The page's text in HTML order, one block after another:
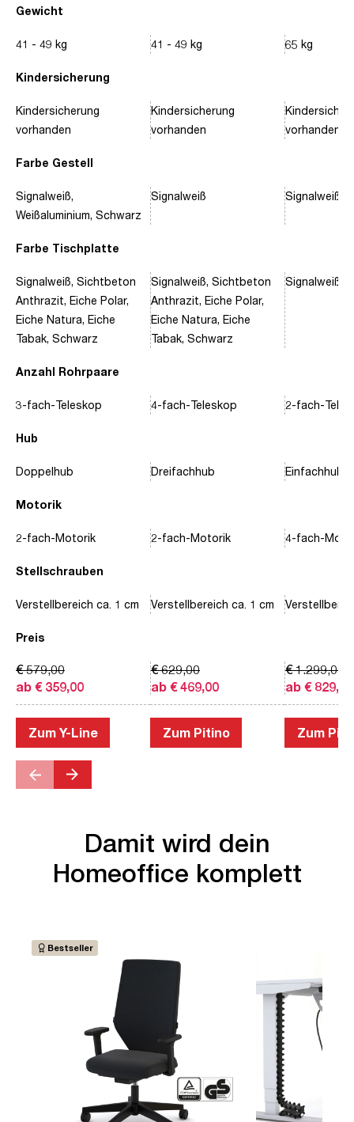
Gewicht
Kindersicherung
Farbe Gestell
Farbe Tischplatte
Anzahl Rohrpaare
Hub
Motorik
Stellschrauben
Preis
41 - 49 kg
Kindersicherung
vorhanden
Signalweiß,
Weißaluminium, Schwarz
Signalweiß, Sichtbeton
Anthrazit, Eiche Polar,
Eiche Natura, Eiche
Tabak, Schwarz
3-fach-Teleskop
Doppelhub
2-fach-Motorik
Verstellbereich ca. 1 cm
ab € 359,00
€ 579,00
Zum Y-Line
41 - 49 kg
Kindersicherung
vorhanden
Signalweiß
Signalweiß, Sichtbeton
Anthrazit, Eiche Polar,
Eiche Natura, Eiche
Tabak, Schwarz
4-fach-Teleskop
Dreifachhub
2-fach-Motorik
Verstellbereich ca. 1 cm
ab € 469,00
€ 629,00
Zum Pitino
65 kg
vorhanden
Signalweiß,
Signalweiß,
2-fach-
Einfachhub
4-fach-
ab € 829,00
€ 1.299,00
Zum
Damit wird dein
Homeoffice komplett
Bestseller